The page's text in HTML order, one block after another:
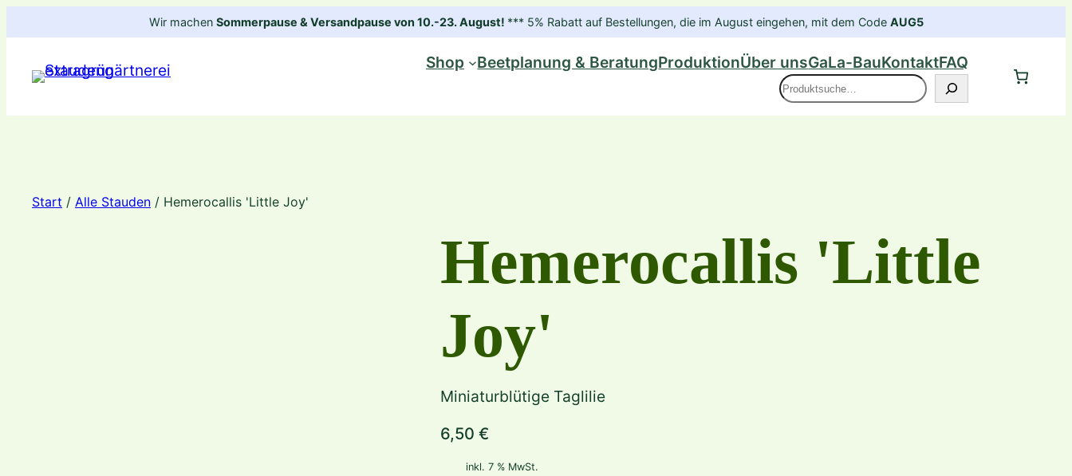
Inhalt
springen
Wir machen Sommerpause & Versandpause von 10.-23. August! *** 5% Rabatt auf Bestellungen, die im August eingehen, mit dem Code AUG5
Shop Beetplanung & BeratungProduktionÜber unsGaLa-BauKontaktFAQ
Suche
Start / Alle Stauden / Hemerocallis 'Little Joy'
Hemerocallis 'Little
Joy'
Miniaturblütige Taglilie
6,50 €
inkl. 7 % MwSt.